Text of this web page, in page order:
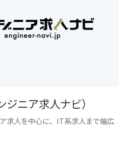
ニア求人ナビ）
求人を中心に、IT系求人まで幅広